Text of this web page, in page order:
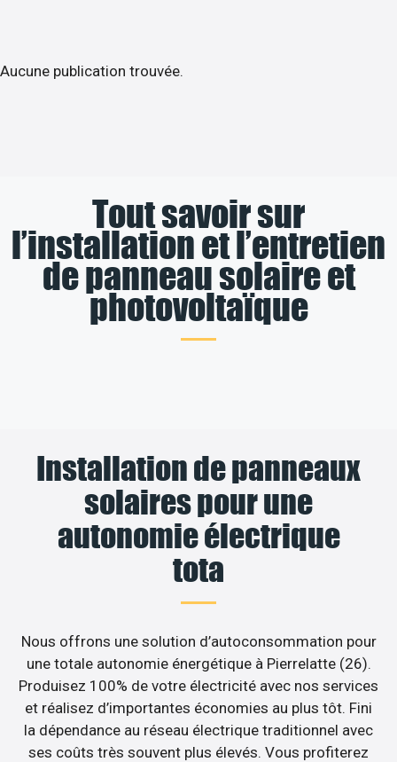
Aucune publication trouvée.
Tout savoir sur
l’installation et l’entretien
de panneau solaire et
photovoltaïque
Installation de panneaux
solaires pour une
autonomie électrique
tota
Nous offrons une solution d’autoconsommation pour
une totale autonomie énergétique à Pierrelatte (26).
Produisez 100% de votre électricité avec nos services
et réalisez d’importantes économies au plus tôt. Fini
la dépendance au réseau électrique traditionnel avec
ses coûts très souvent plus élevés. Vous profiterez